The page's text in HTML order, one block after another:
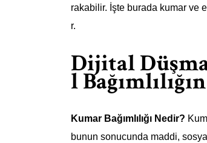
rakabilir. İşte burada kumar ve
r.
Dijital
l
Kumar Bağımlılığı Nedir?
bunun sonucunda maddi,